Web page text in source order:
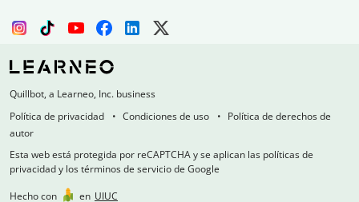
Quillbot, a Learneo, Inc. business
Política de privacidad
Condiciones de uso
Política de derechos de
autor
Esta web está protegida por reCAPTCHA y se aplican las políticas de
privacidad y los términos de servicio de Google
Hecho con
en UIUC